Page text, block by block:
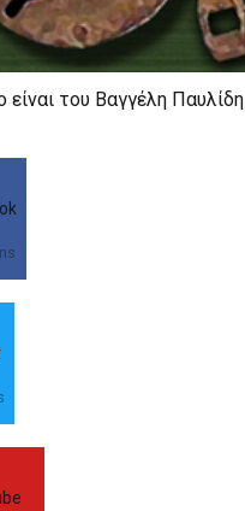
είναι του Βαγγέλη Παυλίδη